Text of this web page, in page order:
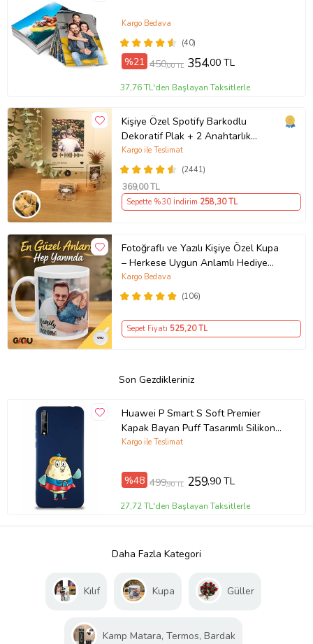
(40)
Kargo Bedava
%21 450,00 TL 354,00 TL
37,76 TL'den Başlayan Taksitlerle
Kişiye Özel Spotify Barkodlu
Dekoratif Plak + 2 Anahtarlık
Babaya Anneye Sevgiliye Arkadaşa
Hediye
(2441)
Kargo ile Teslimat
369,00 TL
Sepette %30 İndirim 258,30 TL
Fotoğraflı ve Yazılı Kişiye Özel Kupa
– Herkese Uygun Anlamlı Hediye
Porselen Baskılı Kupa (Beyaz)
(106)
Kargo Bedava
Sepet Fiyatı 525,20 TL
Son Gezdikleriniz
Huawei P Smart S Soft Premier
Kapak Bayan Puff Tasarımlı Silikon
Kılıf - Lacivert (Şeffaf)
Kargo ile Teslimat
%48 499,90 TL 259,90 TL
27,72 TL'den Başlayan Taksitlerle
Daha Fazla Kategori
Kılıf Kupa Güller
Kamp Matara, Termos, Bardak